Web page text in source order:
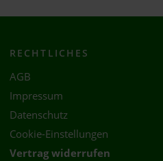
RECHTLICHES
AGB
Impressum
Datenschutz
Cookie-Einstellungen
Vertrag widerrufen